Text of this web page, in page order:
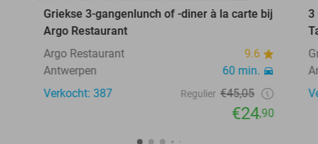
Griekse 3-gangenlunch of -diner à la carte bij
Argo Restaurant
Argo Restaurant
9.6
Antwerpen
60 min.
Verkocht: 387
Regulier €45,05
€24,90
3